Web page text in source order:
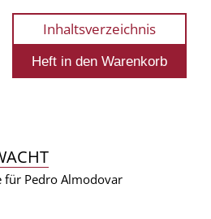
Inhaltsverzeichnis
für Pedro Almodovar